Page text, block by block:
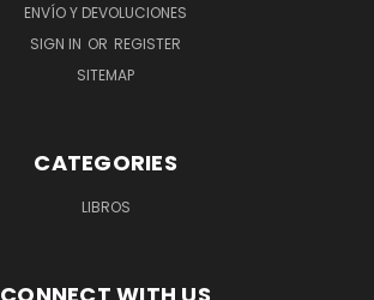
ENVÍO Y DEVOLUCIONES
SIGN IN OR REGISTER
SITEMAP
CATEGORIES
LIBROS